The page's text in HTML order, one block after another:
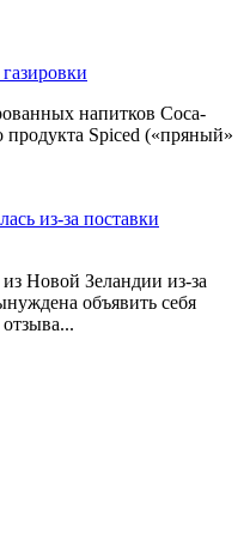
напитков Coca-
Spiced («пряный»
из-за поставки
Новой Зеландии из-за
объявить себя